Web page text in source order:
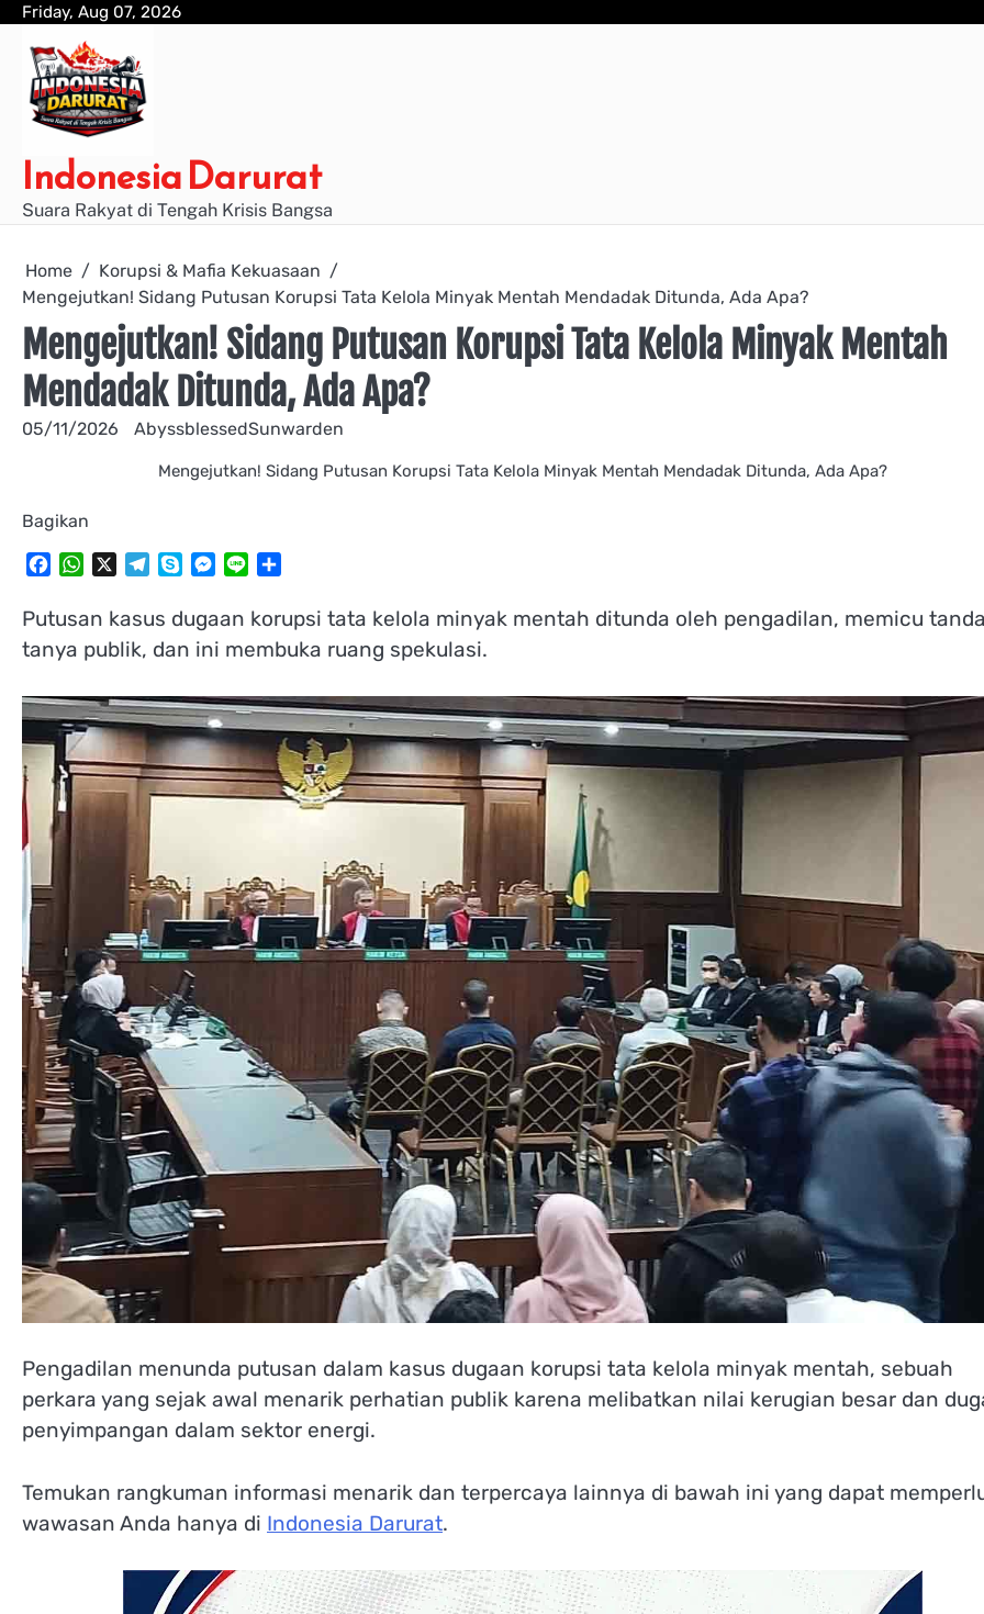
Skip
content
Friday, Aug 07, 2026
Indonesia Darurat
Suara Rakyat di Tengah Krisis Bangsa
Home
Korupsi & Mafia Kekuasaan
Mengejutkan! Sidang Putusan Korupsi Tata Kelola Minyak Mentah Mendadak Ditunda, Ada Apa?
Mengejutkan! Sidang Putusan Korupsi Tata Kelola Minyak Mentah
Mendadak Ditunda, Ada Apa?
05/11/2026 AbyssblessedSunwarden
Mengejutkan! Sidang Putusan Korupsi Tata Kelola Minyak Mentah Mendadak Ditunda, Ada Apa?
Bagikan
FacebookWhatsAppTelegramSkypeMessenger
Line
Putusan kasus dugaan korupsi tata kelola minyak mentah ditunda oleh pengadilan, memicu
tanya publik, dan ini membuka ruang spekulasi.
Pengadilan menunda putusan dalam kasus dugaan korupsi tata kelola minyak mentah, sebuah
perkara yang sejak awal menarik perhatian publik karena melibatkan nilai kerugian besar dan
penyimpangan dalam sektor energi.
Temukan rangkuman informasi menarik dan terpercaya lainnya di bawah ini yang dapat
wawasan Anda hanya di Indonesia Darurat.